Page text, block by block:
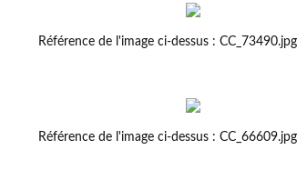
Référence de l'image ci-dessus : CC_73490.jpg
Référence de l'image ci-dessus : CC_66609.jpg